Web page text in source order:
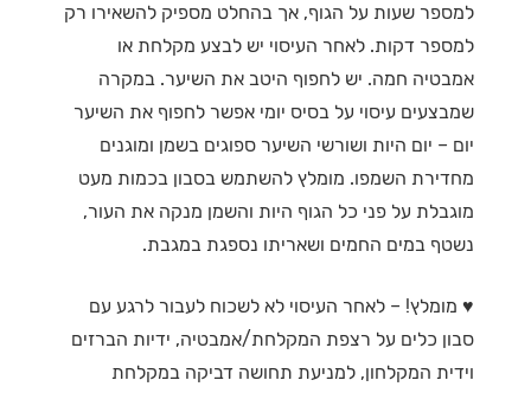
למספר שעות על הגוף, אך בהחלט מספיק להשאירו רק
למספר דקות. לאחר העיסוי יש לבצע מקלחת או
אמבטיה חמה. יש לחפוף היטב את השיער. במקרה
שמבצעים עיסוי על בסיס יומי אפשר לחפוף את השיער
יום – יום היות ושורשי השיער ספוגים בשמן ומוגנים
מחדירת השמפו. מומלץ להשתמש בסבון בכמות מעט
מוגבלת על פני כל הגוף היות והשמן מנקה את העור,
נשטף במים החמים ושאריתו נספגת במגבת.
♥ מומלץ! – לאחר העיסוי לא לשכוח לעבור לרגע עם
סבון כלים על רצפת המקלחת/אמבטיה, ידיות הברזים
וידית המקלחון, למניעת תחושה דביקה במקלחת